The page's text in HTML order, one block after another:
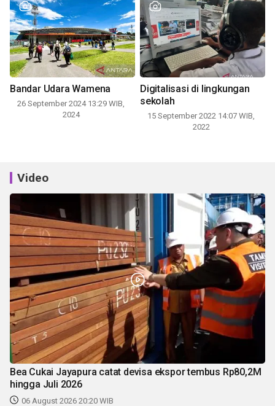
Bandar Udara Wamena
26 September 2024 13:29 WIB,
2024
Digitalisasi di lingkungan
sekolah
15 September 2022 14:07 WIB,
2022
Video
Bea Cukai Jayapura catat devisa ekspor tembus Rp80,2M
hingga Juli 2026
06 August 2026 20:20 WIB